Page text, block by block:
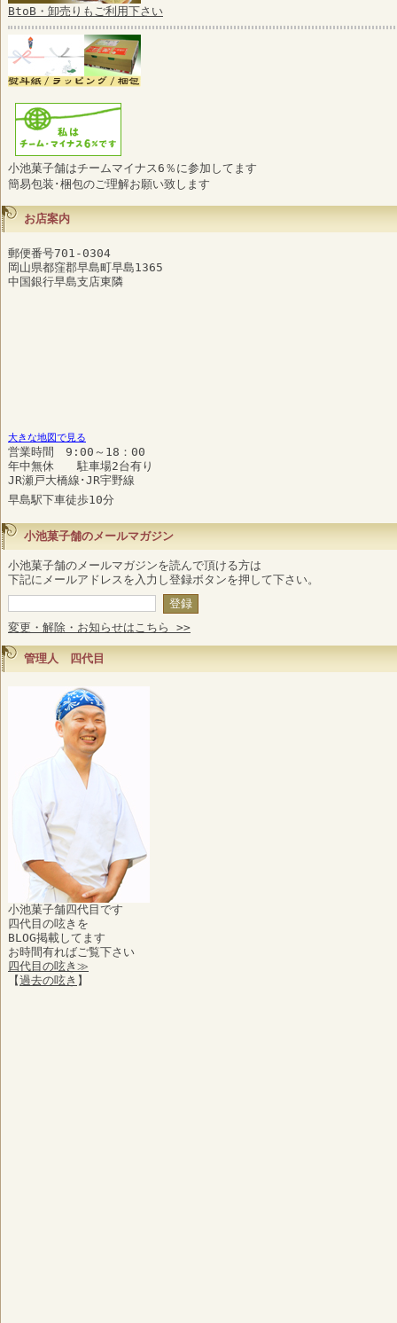
BtoB・卸売りもご利用下さい
小池菓子舗はチームマイナス6％に参加してます
簡易包装･梱包のご理解お願い致します
お店案内
郵便番号701-0304
岡山県都窪郡早島町早島1365
中国銀行早島支店東隣
大きな地図で見る
営業時間 9:00～18：00
年中無休 駐車場2台有り
JR瀬戸大橋線･JR宇野線
早島駅下車徒歩10分
小池菓子舗のメールマガジン
小池菓子舗のメールマガジンを読んで頂ける方は
下記にメールアドレスを入力し登録ボタンを押して下さい。
変更・解除・お知らせはこちら >>
管理人 四代目
小池菓子舗四代目です
四代目の呟きを
BLOG掲載してます
お時間有ればご覧下さい
四代目の呟き≫
【過去の呟き 】